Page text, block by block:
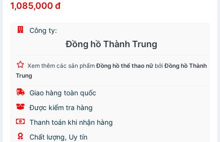
1,085,000 đ
Công ty:
Đồng hồ Thành Trung
Xem thêm các sản phẩmĐồng hồ thể thao nữbởiĐồng hồ Thành
Trung
Giao hàng toàn quốc
Được kiểm tra hàng
Thanh toán khi nhận hàng
Chất lượng, Uy tín